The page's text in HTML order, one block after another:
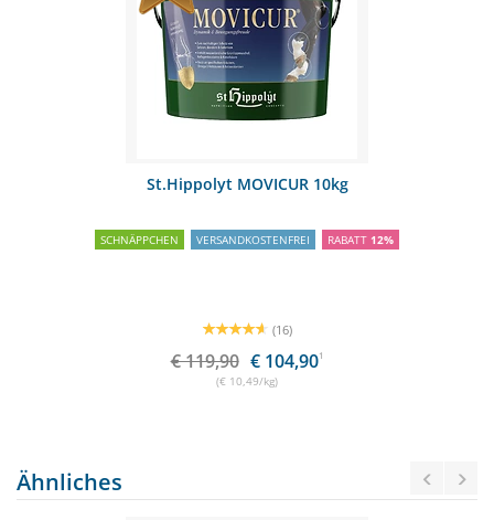
St.Hippolyt MOVICUR 10kg
SCHNÄPPCHEN VERSANDKOSTENFREI RABATT 12%
(16)
€ 119,90 € 104,901
(€ 10,49/kg)
Ähnliches